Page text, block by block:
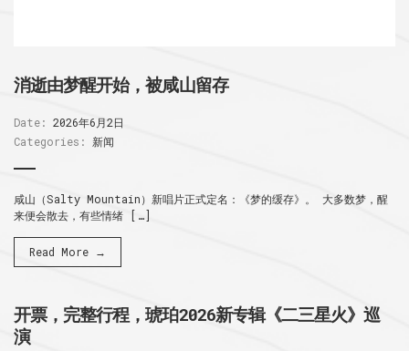
消逝由梦醒开始，被咸山留存
Date: 2026年6月2日
Categories:
新闻
咸山（Salty Mountain）新唱片正式定名：《梦的缓存》。 大多数梦，醒
来便会散去，有些情绪 […]
Read More →
开票，完整行程，琥珀2026新专辑《二三星火》巡
演